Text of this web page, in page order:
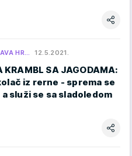
HR… 12.5.2021.
KRAMBL SA JAGODAMA:
iz rerne - sprema se
služi se sa sladoledom